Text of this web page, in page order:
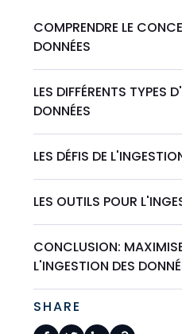
COMPRENDRE LE
DONNÉES
LES DIFFÉRENTS TYPES
DONNÉES
LES DÉFIS DE
LES OUTILS POUR
CONCLUSION:
L'INGESTION DES
SHARE